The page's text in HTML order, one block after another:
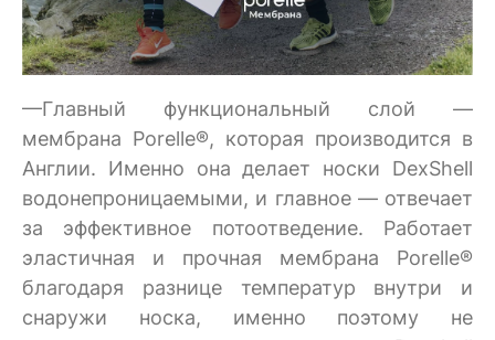
—Главный функциональный слой —
мембрана Porelle®, которая производится в
Англии. Именно она делает носки DexShell
водонепроницаемыми, и главное — отвечает
за эффективное потоотведение. Работает
эластичная и прочная мембрана Porelle®
благодаря разнице температур внутри и
снаружи носка, именно поэтому не